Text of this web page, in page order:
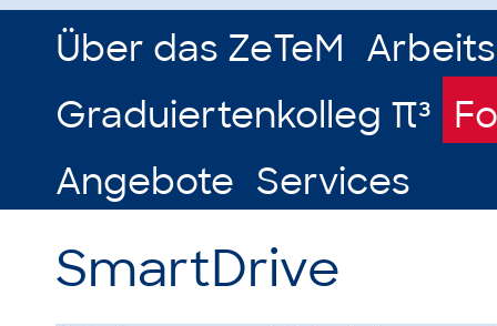
Über das ZeTeM
Graduiertenkolleg π³
Angebote Services
SmartDrive